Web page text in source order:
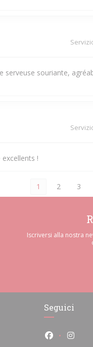
serveuse souriante,
!
1 2 3
Iscriversi alla nostra
Seguici
Facebook